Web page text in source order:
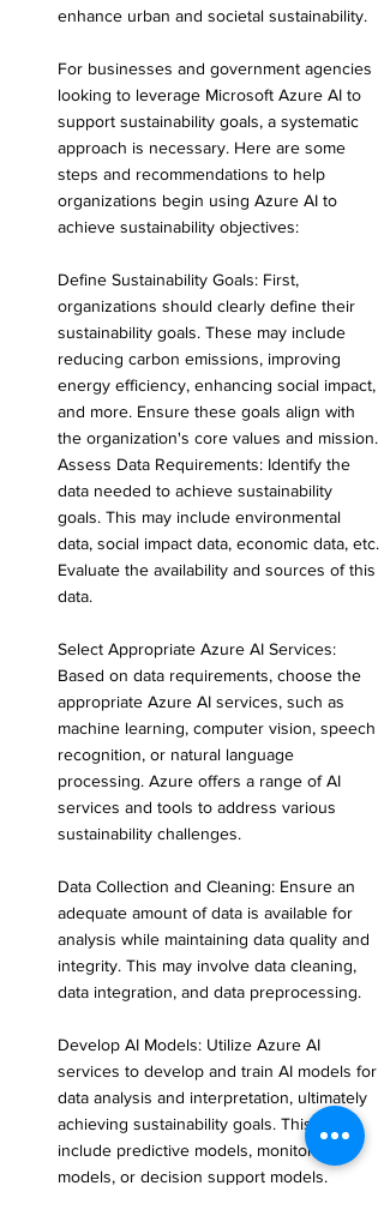
enhance urban and societal sustainability.
For businesses and government agencies
looking to leverage Microsoft Azure AI to
support sustainability goals, a systematic
approach is necessary. Here are some
steps and recommendations to help
organizations begin using Azure AI to
achieve sustainability objectives:
Define Sustainability Goals: First,
organizations should clearly define their
sustainability goals. These may include
reducing carbon emissions, improving
energy efficiency, enhancing social impact,
and more. Ensure these goals align with
the organization's core values and mission.
Assess Data Requirements: Identify the
data needed to achieve sustainability
goals. This may include environmental
data, social impact data, economic data, etc.
Evaluate the availability and sources of this
data.
Select Appropriate Azure AI Services:
Based on data requirements, choose the
appropriate Azure AI services, such as
machine learning, computer vision, speech
recognition, or natural language
processing. Azure offers a range of AI
services and tools to address various
sustainability challenges.
Data Collection and Cleaning: Ensure an
adequate amount of data is available for
analysis while maintaining data quality and
integrity. This may involve data cleaning,
data integration, and data preprocessing.
Develop AI Models: Utilize Azure AI
services to develop and train AI models for
data analysis and interpretation, ultimately
achieving sustainability goals. This may
include predictive models, monitoring
models, or decision support models.